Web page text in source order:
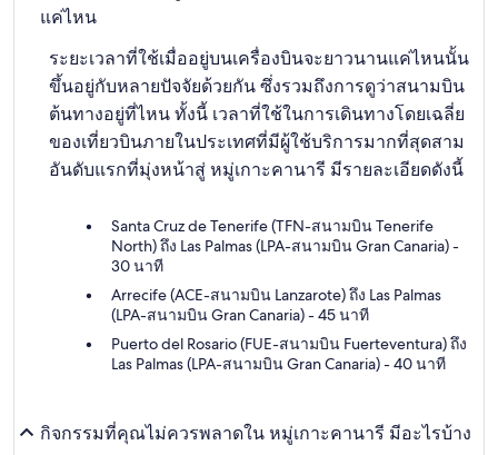
แค่ไหน
ระยะเวลาที่ใช้เมื่ออยู่บนเครื่องบินจะยาวนานแค่ไหนนั้น
ขึ้นอยู่กับหลายปัจจัยด้วยกัน ซึ่งรวมถึงการดูว่าสนามบิน
ต้นทางอยู่ที่ไหน ทั้งนี้ เวลาที่ใช้ในการเดินทางโดยเฉลี่ย
ของเที่ยวบินภายในประเทศที่มีผู้ใช้บริการมากที่สุดสาม
อันดับแรกที่มุ่งหน้าสู่ หมู่เกาะคานารี มีรายละเอียดดังนี้
Santa Cruz de Tenerife (TFN-สนามบิน Tenerife
North) ถึง Las Palmas (LPA-สนามบิน Gran Canaria) -
30 นาที
Arrecife (ACE-สนามบิน Lanzarote) ถึง Las Palmas
(LPA-สนามบิน Gran Canaria) - 45 นาที
Puerto del Rosario (FUE-สนามบิน Fuerteventura) ถึง
Las Palmas (LPA-สนามบิน Gran Canaria) - 40 นาที
กิจกรรมที่คุณไม่ควรพลาดใน หมู่เกาะคานารี มีอะไรบ้าง